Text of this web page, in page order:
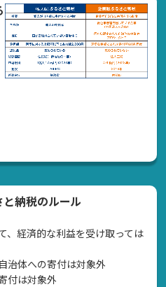
納税のルール
経済的な利益を受け取っては
治体への寄付は対象外
付は対象外